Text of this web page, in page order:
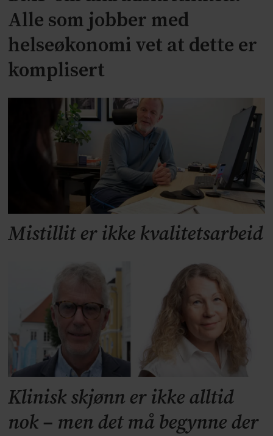
Alle som jobber med
helseøkonomi vet at dette er
komplisert
Mistillit er ikke kvalitetsarbeid
Klinisk skjønn er ikke alltid
nok – men det må begynne der